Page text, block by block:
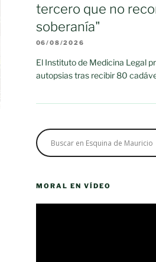
tercero que no
soberanía"
06/08/2026
El Instituto de Medicina Legal
autopsias tras recibir 80
MORAL EN VÍDEO